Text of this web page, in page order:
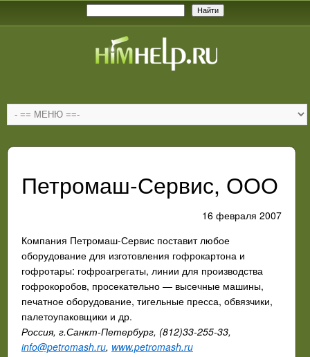
Петромаш-Сервис, ООО
16 февраля 2007
Компания Петромаш-Сервис поставит любое
оборудование для изготовления гофрокартона и
гофротары: гофроагрегаты, линии для производства
гофрокоробов, просекательно — высечные машины,
печатное оборудование, тигельные пресса, обвязчики,
палетоупаковщики и др.
Россия, г.Санкт-Петербург, (812)33-255-33,
info@petromash.ru, www.petromash.ru